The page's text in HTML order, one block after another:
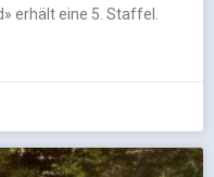
erhält eine 5. Staffel.